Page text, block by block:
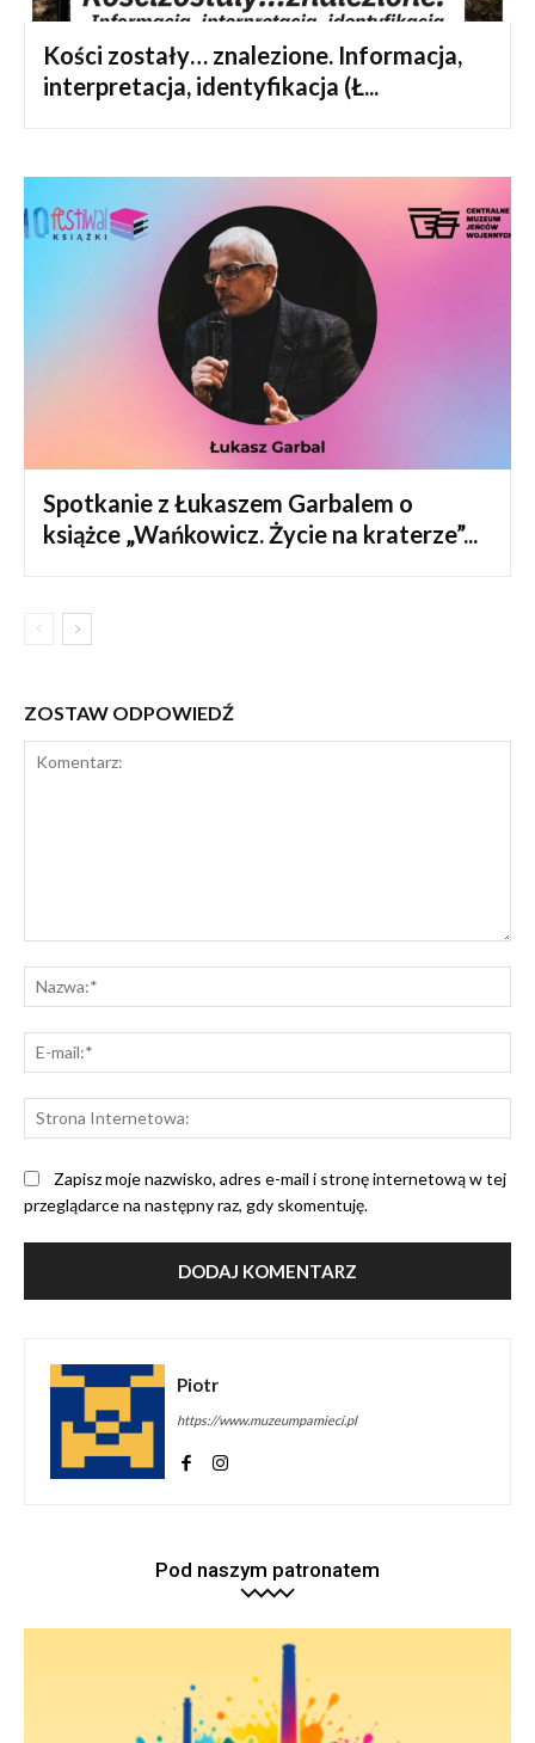
Kości zostały… znalezione. Informacja,
interpretacja, identyfikacja (Ł...
Spotkanie z Łukaszem Garbalem o
książce „Wańkowicz. Życie na kraterze”...
ZOSTAW ODPOWIEDŹ
Zapisz moje nazwisko, adres e-mail i stronę internetową w tej
przeglądarce na następny raz, gdy skomentuję.
Piotr
https://www.muzeumpamieci.pl
Pod naszym patronatem